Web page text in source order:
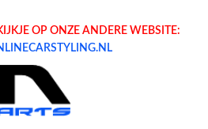
OP ONZE ANDERE WEBSITE: